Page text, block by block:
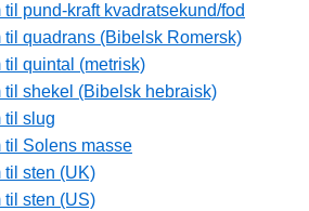
pund-kraft kvadratsekund/fod
til quadrans (Bibelsk Romersk)
til quintal (metrisk)
til shekel (Bibelsk hebraisk)
til slug
til Solens masse
til sten (UK)
til sten (US)